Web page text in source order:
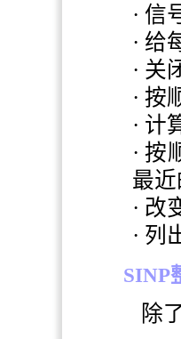
· 信
· 给
· 关
· 按
· 计
· 按
最
· 改
· 列
SINP
除了